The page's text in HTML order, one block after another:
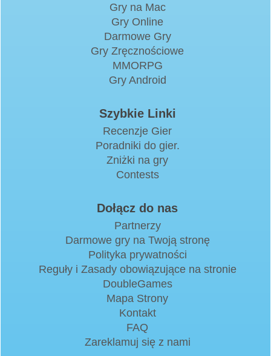
Gry na Mac
Gry Online
Darmowe Gry
Gry Zręcznościowe
MMORPG
Gry Android
Szybkie Linki
Recenzje Gier
Poradniki do gier.
Zniżki na gry
Contests
Dołącz do nas
Partnerzy
Darmowe gry na Twoją stronę
Polityka prywatności
Reguły i Zasady obowiązujące na stronie
DoubleGames
Mapa Strony
Kontakt
FAQ
Zareklamuj się z nami